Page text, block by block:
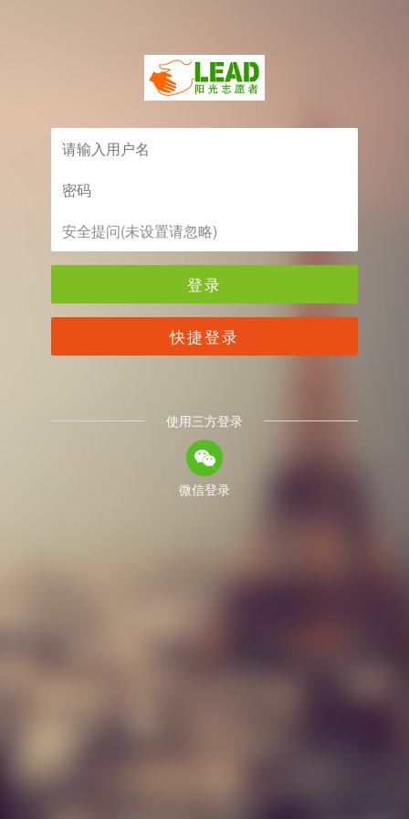
登录
快捷登录
使用三方登录
微信登录